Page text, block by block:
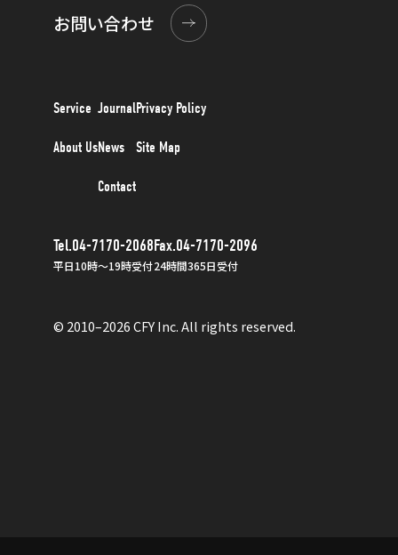
© 2010–2026 CFY Inc. All rights reserved.
お問い合わせ
Service
About Us
Journal
News
Contact
Privacy Policy
Site Map
Tel.04-7170-2068
平日10時〜19時受付
Fax.04-7170-2096
24時間365日受付